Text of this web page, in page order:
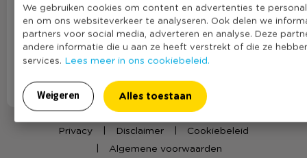
We gebruiken cookies om content en advertenties te
en om ons websiteverkeer te analyseren. Ook delen we
partners voor social media, adverteren en analyse. Deze
andere informatie die u aan ze heeft verstrekt of die ze
services. Lees meer in ons cookiebeleid.
Weigeren Alles toestaan
Volg al onze Xenos avonturen!
Blijf op de hoogte via onze social media.
Privacy Disclaimer
Cookiebeleid
Algemene voorwaarden